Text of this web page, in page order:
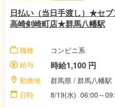
日払い（当日手渡し）★セブ
高崎剣崎町店★群馬八幡駅
職種
コンビニ系
給与
時給1,100 円
勤務地
群馬県 / 群馬八幡駅
日時
8/19(水) 06:00～